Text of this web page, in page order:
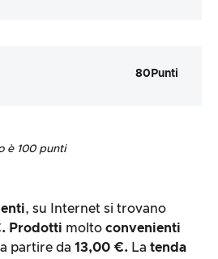
80 Punti
è 100 punti
, su Internet si trovano
Prodotti molto convenienti
partire da 13,00 €. La tenda